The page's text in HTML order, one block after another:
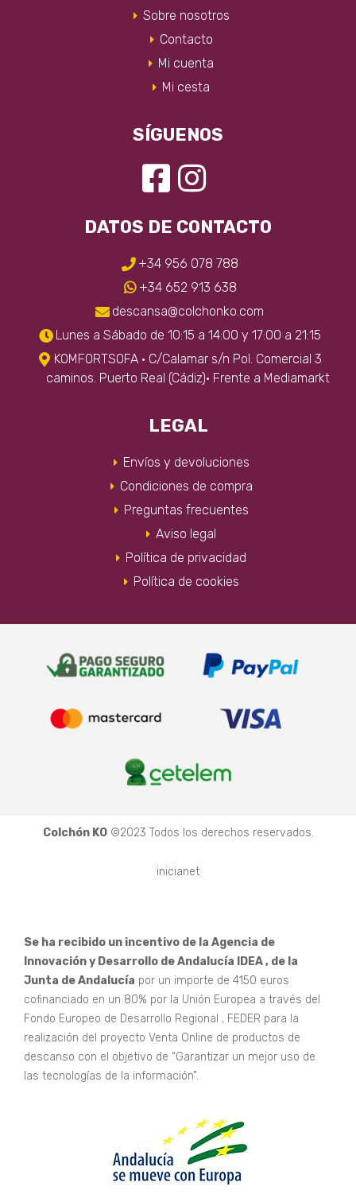
en
de
producto
Sobre nosotros
Contacto
Mi cuenta
Mi cesta
SÍGUENOS
DATOS DE CONTACTO
+34 956 078 788
+34 652 913 638
descansa@colchonko.com
Lunes a Sábado de 10:15 a 14:00 y 17:00 a 21:15
KOMFORTSOFA · C/Calamar s/n Pol. Comercial 3
caminos. Puerto Real (Cádiz)· Frente a Mediamarkt
LEGAL
Envíos y devoluciones
Condiciones de compra
Preguntas frecuentes
Aviso legal
Política de privacidad
Política de cookies
Colchón KO©2023 Todos los derechos reservados.
inicianet
Se ha recibido un incentivo de la Agencia de
Innovación y Desarrollo de Andalucía IDEA , de la
Junta de Andalucía por un importe de 4150 euros
cofinanciado en un 80% por la Unión Europea a través del
Fondo Europeo de Desarrollo Regional , FEDER para la
realización del proyecto Venta Online de productos de
descanso con el objetivo de “Garantizar un mejor uso de
las tecnologías de la información”.